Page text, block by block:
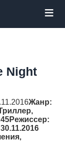
≡
Night
Жанр:
Режиссер: